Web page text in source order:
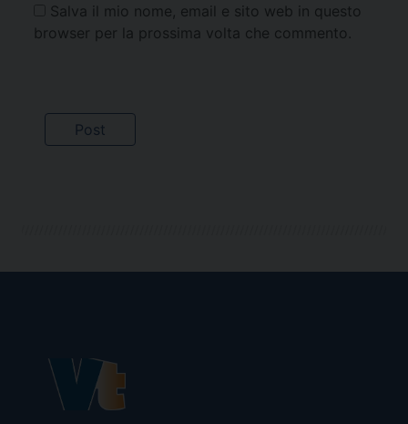
Salva il mio nome, email e sito web in questo
browser per la prossima volta che commento.